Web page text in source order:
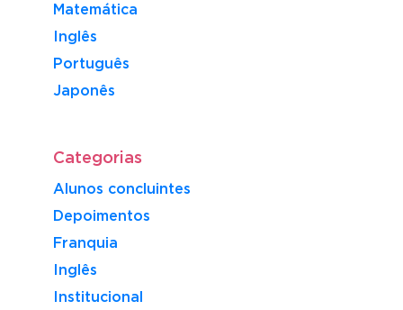
Matemática
Inglês
Português
​Japonês
Categorias
Alunos concluintes
Depoimentos
Franquia
Inglês
Institucional